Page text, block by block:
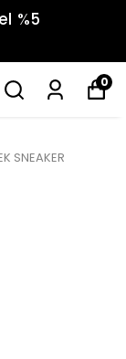
%5
0
SNEAKER